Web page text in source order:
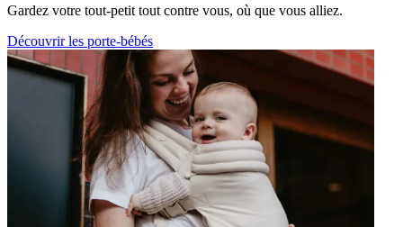
Gardez votre tout-petit tout contre vous, où que vous alliez.
Découvrir les porte-bébés